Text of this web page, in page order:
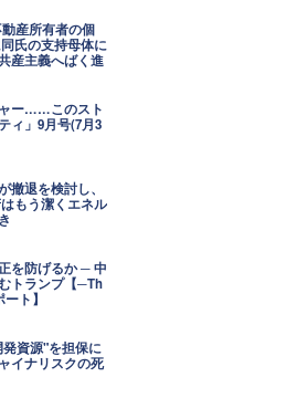
産所有者の個
氏の支持母体に
産主義へばく進
ー……このスト
ィ」9月号(7月3
撤退を検討し、
もう潔くエネル
を防げるか ─ 中
トランプ【─Th
ト】
資源"を担保に
イナリスクの死